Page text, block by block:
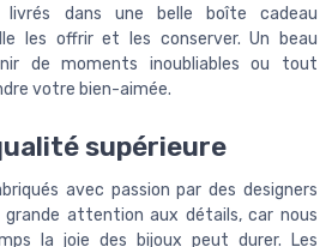
livrés dans une belle boîte cadeau
les offrir et les conserver. Un beau
de moments inoubliables ou tout
votre bien-aimée.
supérieure
avec passion par des designers
attention aux détails, car nous
la joie des bijoux peut durer. Les